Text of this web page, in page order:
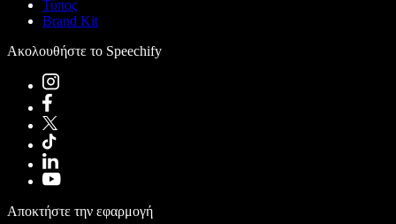
Τύπος
Brand Kit
Ακολουθήστε το Speechify
Αποκτήστε την εφαρμογή